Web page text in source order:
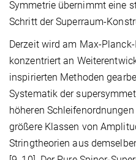
Symmetrie übernimmt eine
Schritt der Superraum-
Derzeit wird am Max-
konzentriert an
inspirierten Methoden
Systematik der
höheren
größere Klassen von
Stringtheorien aus